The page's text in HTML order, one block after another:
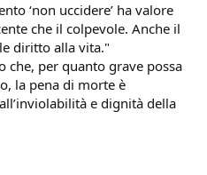
‘non uccidere’ ha valore
che il colpevole. Anche il
diritto alla vita."
che, per quanto grave possa
la pena di morte è
e dignità della